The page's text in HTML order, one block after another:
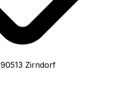
90513 Zirndorf